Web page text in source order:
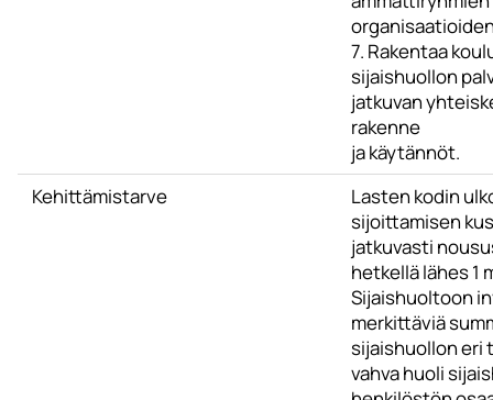
7. Rakentaa
sijaishuollon
jatkuvan
rakenne
ja käytännöt.
Kehittämistarve
Lasten kodin
sijoittamisen
jatkuvasti
hetkellä lähes 1
Sijaishuoltoon
merkittäviä
sijaishuollon eri
vahva huoli